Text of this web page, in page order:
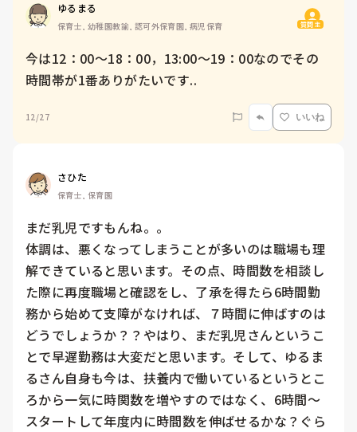
ゆるまる
保育士, 幼稚園教諭, 認可外保育園, 病児保育 質問主
今は12：00〜18：00，13:00〜19：00なのでその
時間帯が1番ありがたいです..
12/27 いいね
さひた
保育士, 保育園
まだ乳児ですもんね。。
体調は、悪くなってしまうことが多いのは職場も理
解できていると思います。その点、時間数を相談し
た際に再度職場と確認をし、了承を得たら6時間勤
務から始めて支障がなければ、７時間に伸ばすのは
どうでしょうか？？やはり、まだ乳児さんというこ
とで早遅勤務は大変だと思います。そして、ゆるま
るさん自身も今は、扶養内で働いているというとこ
ろから一気に時関数を増やすのではなく、6時間～
スタートして年度内に時間数を伸ばせるかな？ぐら